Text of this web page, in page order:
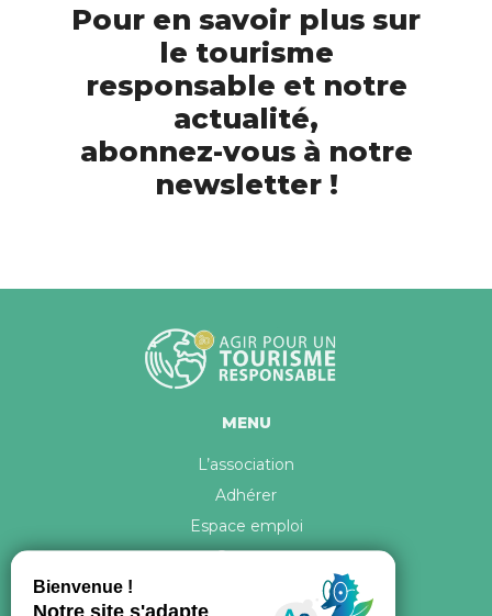
Pour en savoir plus sur
le tourisme
responsable et notre
actualité,
abonnez-vous à notre
newsletter !
MENU
L’association
Adhérer
Espace emploi
Contact